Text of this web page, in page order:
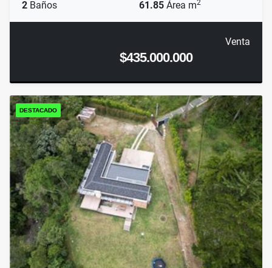
2 Baños 61.85 Área m2
Venta
$435.000.000
DESTACADO